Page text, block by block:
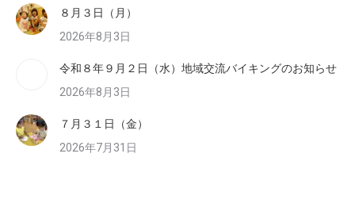
８月３日（月）
2026年8月3日
令和８年９月２日（水）地域交流バイキングのお知らせ
2026年8月3日
７月３１日（金）
2026年7月31日